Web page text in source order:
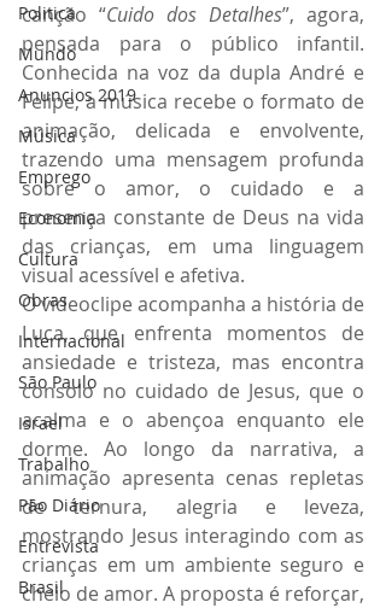
Politica
Mundo
Anuncios 2019
Música
Emprego
Economia
Cultura
Obras
Internacional
São Paulo
Israel
Trabalho
Pão Diário
Entrevista
Brasil
canção “Cuido dos Detalhes”, agora,
pensada para o público infantil.
Conhecida na voz da dupla André e
Felipe, a música recebe o formato de
animação, delicada e envolvente,
trazendo uma mensagem profunda
sobre o amor, o cuidado e a
presença constante de Deus na vida
das crianças, em uma linguagem
visual acessível e afetiva.
O videoclipe acompanha a história de
Luca, que enfrenta momentos de
ansiedade e tristeza, mas encontra
consolo no cuidado de Jesus, que o
acalma e o abençoa enquanto ele
dorme. Ao longo da narrativa, a
animação apresenta cenas repletas
de ternura, alegria e leveza,
mostrando Jesus interagindo com as
crianças em um ambiente seguro e
cheio de amor. A proposta é reforçar,